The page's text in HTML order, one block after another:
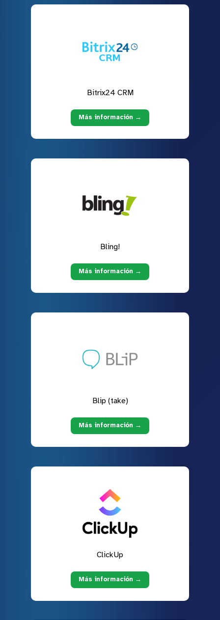
Bitrix24 CRM
Más información →
Bling!
Más información →
Blip (take)
Más información →
ClickUp
Más información →